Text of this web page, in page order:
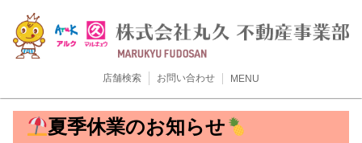
店舗検索 お問い合わせ MENU
夏季休業のお知らせ